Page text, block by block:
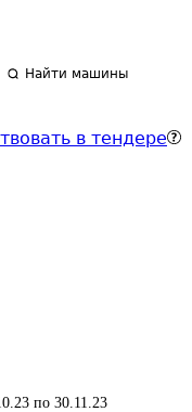
Найти машины
в тендере
по 30.11.23